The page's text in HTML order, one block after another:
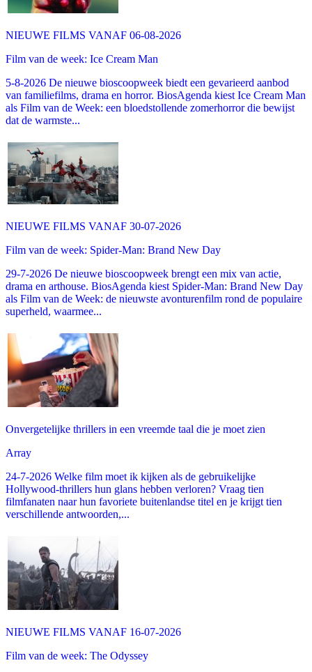
NIEUWE FILMS VANAF 06-08-2026
Film van de week: Ice Cream Man
5-8-2026 De nieuwe bioscoopweek biedt een gevarieerd aanbod
van familiefilms, drama en horror. BiosAgenda kiest Ice Cream Man
als Film van de Week: een bloedstollende zomerhorror die bewijst
dat de warmste...
NIEUWE FILMS VANAF 30-07-2026
Film van de week: Spider-Man: Brand New Day
29-7-2026 De nieuwe bioscoopweek brengt een mix van actie,
drama en arthouse. BiosAgenda kiest Spider-Man: Brand New Day
als Film van de Week: de nieuwste avonturenfilm rond de populaire
superheld, waarmee...
Onvergetelijke thrillers in een vreemde taal die je moet zien
Array
24-7-2026 Welke film moet ik kijken als de gebruikelijke
Hollywood-thrillers hun glans hebben verloren? Vraag tien
filmfanaten naar hun favoriete buitenlandse titel en je krijgt tien
verschillende antwoorden,...
NIEUWE FILMS VANAF 16-07-2026
Film van de week: The Odyssey